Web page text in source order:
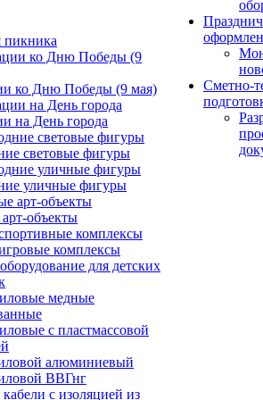
пикника
ко Дню Победы (9 мая)
на День города
световые фигуры
уличные фигуры
объекты
комплексы
комплексы
для детских
медные
с пластмассовой
алюминиевый
ВВГнг
с изоляцией из
Сметно-